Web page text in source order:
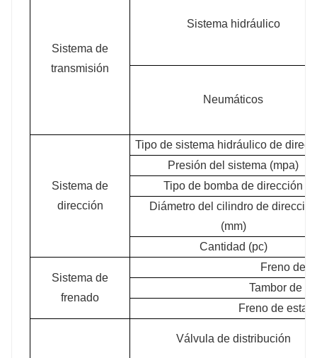
Sistema de
transmisión
Sistema hidráulico
Neumáticos
Sistema de
dirección
Tipo de sistema hidráulico de
Presión del sistema (mpa)
Tipo de bomba de dirección
Diámetro del cilindro de dirección
(mm)
Cantidad (pc)
Sistema de
frenado
Freno de
Tambor de
Freno de
Válvula de distribución